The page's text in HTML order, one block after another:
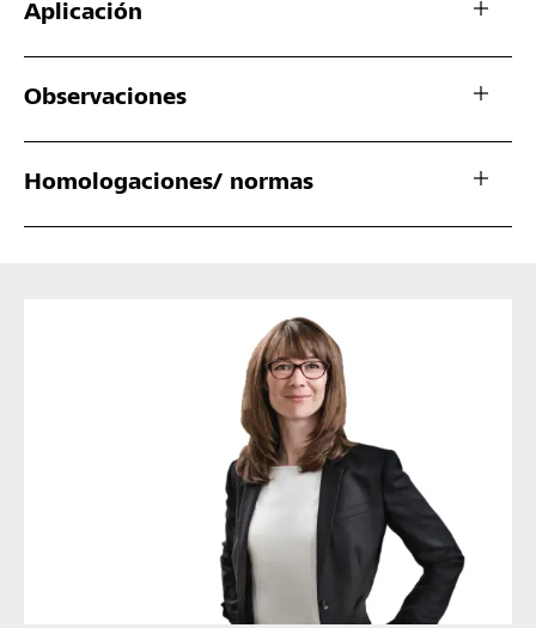
Aplicación
Observaciones
Homologaciones/ normas